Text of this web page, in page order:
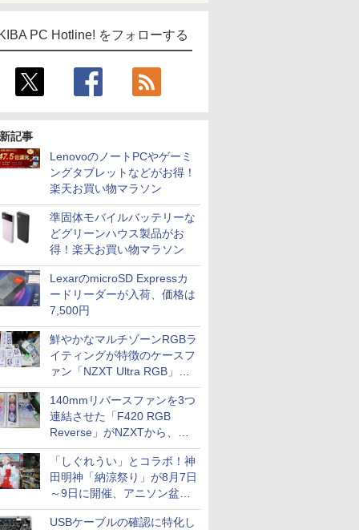
PC Hotline! をフォローする
記事
LenovoのノートPCやゲーミ
ングタブレットなどがお得！
楽天お買い物マラソン
準固体モバイルバッテリーな
どグリーンハウス製品がお
得！楽天お買い物マラソン
LexarのmicroSD Expressカ
ードリーダーが入荷、価格は
7,500円
鮮やかなマルチゾーンRGBラ
イティングが特徴のケースフ
ァン「NZXT Ultra RGB」が
発売、計8製品
140mmリバースファンを3つ
連結させた「F420 RGB
Reverse」がNZXTから、単
一フレーム採用
「しぐれうい」とコラボ！神
田明神「納涼祭り」が8月7日
～9日に開催、アニソン盆踊
りや屋台グルメなどもあり
USBケーブルの確認に特化し